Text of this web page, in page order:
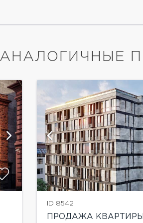
АНАЛОГИЧНЫЕ
ID 8542
ПРОДАЖА
показать